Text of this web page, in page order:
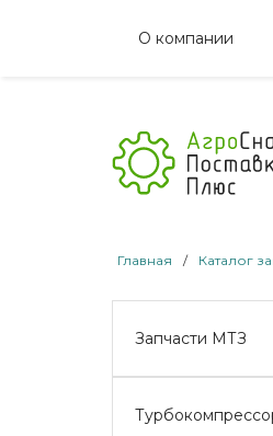
О компании
Главная / Каталог
Запчасти МТЗ